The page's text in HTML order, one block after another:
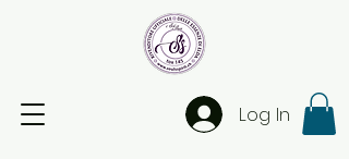
Log In